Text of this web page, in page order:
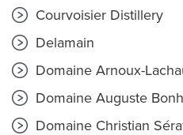
Courvoisier Distillery
Delamain
Domaine Arnoux-
Domaine Auguste
Domaine Christian